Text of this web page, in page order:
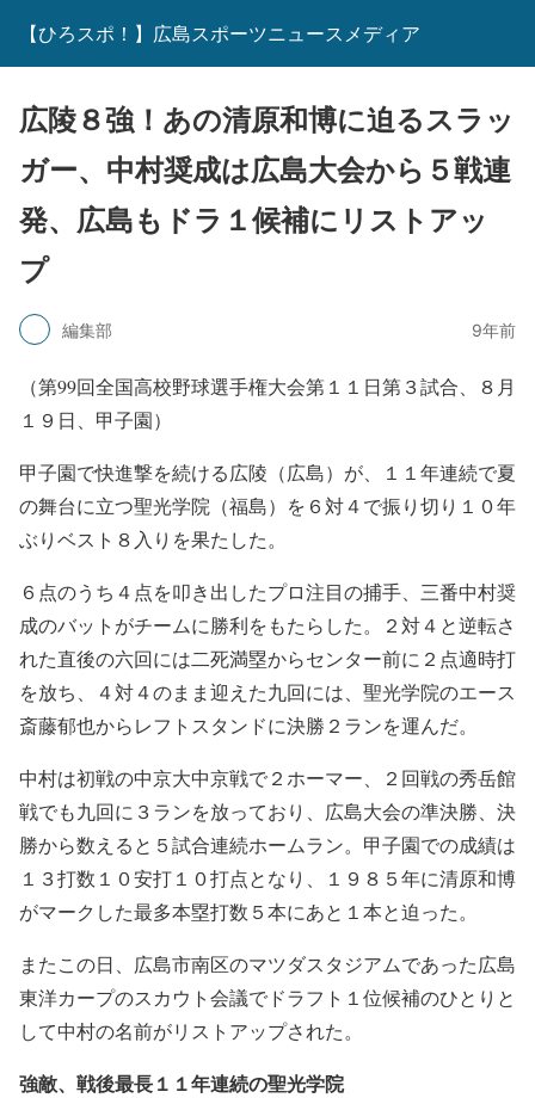
【ひろスポ！】広島スポーツニュースメディア
広陵８強！あの清原和博に迫るスラッ
ガー、中村奨成は広島大会から５戦連
発、広島もドラ１候補にリストアッ
プ
編集部 9年前
（第99回全国高校野球選手権大会第１１日第３試合、８月
１９日、甲子園）
甲子園で快進撃を続ける広陵（広島）が、１１年連続で夏
の舞台に立つ聖光学院（福島）を６対４で振り切り１０年
ぶりベスト８入りを果たした。
６点のうち４点を叩き出したプロ注目の捕手、三番中村奨
成のバットがチームに勝利をもたらした。２対４と逆転さ
れた直後の六回には二死満塁からセンター前に２点適時打
を放ち、４対４のまま迎えた九回には、聖光学院のエース
斎藤郁也からレフトスタンドに決勝２ランを運んだ。
中村は初戦の中京大中京戦で２ホーマー、２回戦の秀岳館
戦でも九回に３ランを放っており、広島大会の準決勝、決
勝から数えると５試合連続ホームラン。甲子園での成績は
１３打数１０安打１０打点となり、１９８５年に清原和博
がマークした最多本塁打数５本にあと１本と迫った。
またこの日、広島市南区のマツダスタジアムであった広島
東洋カープのスカウト会議でドラフト１位候補のひとりと
して中村の名前がリストアップされた。
強敵、戦後最長１１年連続の聖光学院